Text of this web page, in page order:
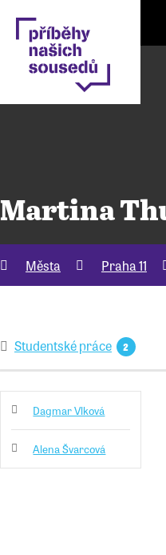
Martina
Města Praha 11
Studentské práce 2
Dagmar Vlková
Alena Švarcová